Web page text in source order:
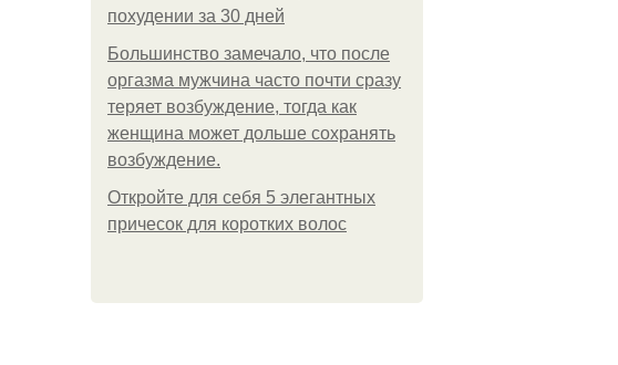
похудении за 30 дней
Большинство замечало, что после
оргазма мужчина часто почти сразу
теряет возбуждение, тогда как
женщина может дольше сохранять
возбуждение.
Откройте для себя 5 элегантных
причесок для коротких волос